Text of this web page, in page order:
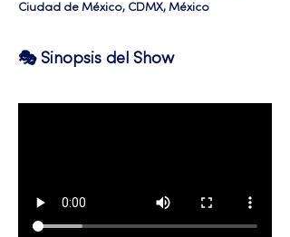
Ciudad de México, CDMX, México
🎭 Sinopsis del Show